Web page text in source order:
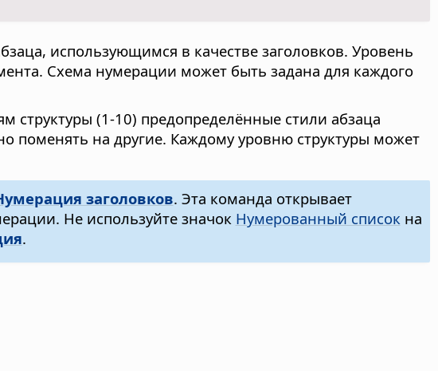
использующимся в качестве заголовков. Уровень
Схема нумерации может быть задана для каждого
структуры (1-10) предопределённые стили абзаца
поменять на другие. Каждому уровню структуры может
заголовков. Эта команда открывает
Не используйте значок Нумерованный списокна
.